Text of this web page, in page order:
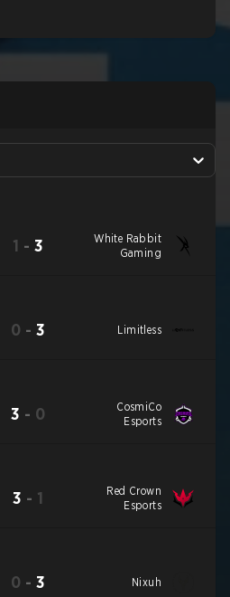
1 - 3
White Rabbit
Gaming
0 - 3 Limitless
3 - 0
CosmiCo
Esports
3 - 1
Red Crown
Esports
0 - 3 Nixuh